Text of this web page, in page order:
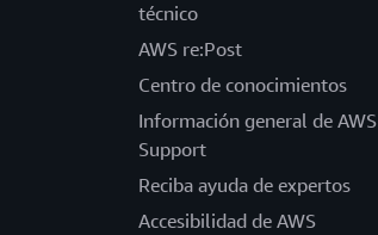
técnico
AWS re:Post
Centro de conocimientos
Información general de AWS
Support
Reciba ayuda de expertos
Accesibilidad de AWS